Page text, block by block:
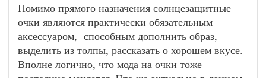
Помимо прямого назначения солнцезащитные
очки являются практически обязательным
аксессуаром, способным дополнить образ,
выделить из толпы, рассказать о хорошем вкусе.
Вполне логично, что мода на очки тоже